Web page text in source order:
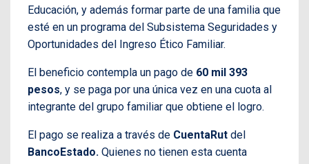
Educación, y además formar parte de una familia que
esté en un programa del Subsistema Seguridades y
Oportunidades del Ingreso Ético Familiar.
El beneficio contempla un pago de 60 mil 393
pesos, y se paga por una única vez en una cuota al
integrante del grupo familiar que obtiene el logro.
El pago se realiza a través de CuentaRut del
BancoEstado. Quienes no tienen esta cuenta